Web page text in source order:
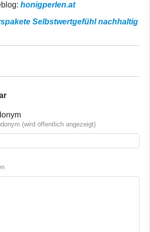
honigperlen.at
Selbstwertgefühl nachhaltig
(wird öffentlich angezeigt)